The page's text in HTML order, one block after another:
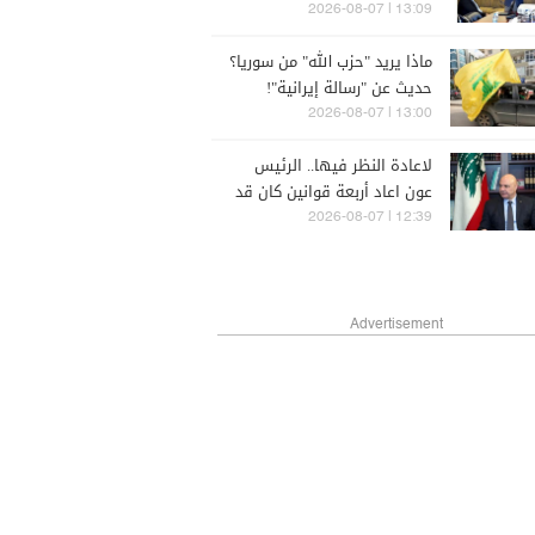
الجمهورية القائمة على الذكاء
13:09 | 2026-08-07
ماذا يريد "حزب الله" من سوريا؟
حديث عن "رسالة إيرانية"!
13:00 | 2026-08-07
لاعادة النظر فيها.. الرئيس
عون اعاد أربعة قوانين كان قد
اقرها مجلس النواب
12:39 | 2026-08-07
Advertisement